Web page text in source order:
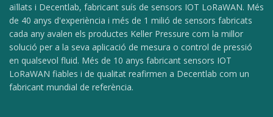
aïllats i Decentlab, fabricant suís de sensors IOT LoRaWAN. Més
de 40 anys d'experiència i més de 1 milió de sensors fabricats
cada any avalen els productes Keller Pressure com la millor
solució per a la seva aplicació de mesura o control de pressió
en qualsevol fluid. Més de 10 anys fabricant sensors IOT
LoRaWAN fiables i de qualitat reafirmen a Decentlab com un
fabricant mundial de referència.